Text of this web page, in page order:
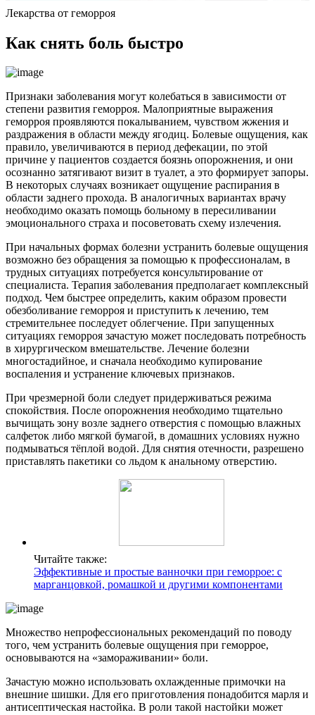
Лекарства от геморроя
Как снять боль быстро
Признаки заболевания могут колебаться в зависимости от
степени развития геморроя. Малоприятные выражения
геморроя проявляются покалыванием, чувством жжения и
раздражения в области между ягодиц. Болевые ощущения, как
правило, увеличиваются в период дефекации, по этой
причине у пациентов создается боязнь опорожнения, и они
осознанно затягивают визит в туалет, а это формирует запоры.
В некоторых случаях возникает ощущение распирания в
области заднего прохода. В аналогичных вариантах врачу
необходимо оказать помощь больному в пересиливании
эмоционального страха и посоветовать схему излечения.
При начальных формах болезни устранить болевые ощущения
возможно без обращения за помощью к профессионалам, в
трудных ситуациях потребуется консультирование от
специалиста. Терапия заболевания предполагает комплексный
подход. Чем быстрее определить, каким образом провести
обезболивание геморроя и приступить к лечению, тем
стремительнее последует облегчение. При запущенных
ситуациях геморроя зачастую может последовать потребность
в хирургическом вмешательстве. Лечение болезни
многостадийное, и сначала необходимо купирование
воспаления и устранение ключевых признаков.
При чрезмерной боли следует придерживаться режима
спокойствия. После опорожнения необходимо тщательно
вычищать зону возле заднего отверстия с помощью влажных
салфеток либо мягкой бумагой, в домашних условиях нужно
подмываться тёплой водой. Для снятия отечности, разрешено
приставлять пакетики со льдом к анальному отверстию.
Читайте также:
Эффективные и простые ванночки при геморрое: с
марганцовкой, ромашкой и другими компонентами
Множество непрофессиональных рекомендаций по поводу
того, чем устранить болевые ощущения при геморрое,
основываются на «замораживании» боли.
Зачастую можно использовать охлажденные примочки на
внешние шишки. Для его приготовления понадобится марля и
антисептическая настойка. В роли такой настойки может